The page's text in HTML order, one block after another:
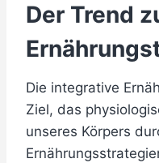
Der Trend
Die integrative
Ziel, das
unseres Körpers